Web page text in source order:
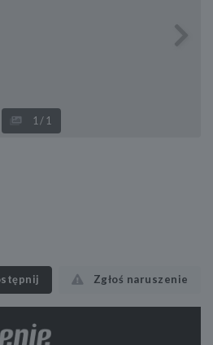
Next
1 /1
Zgłoś naruszenie